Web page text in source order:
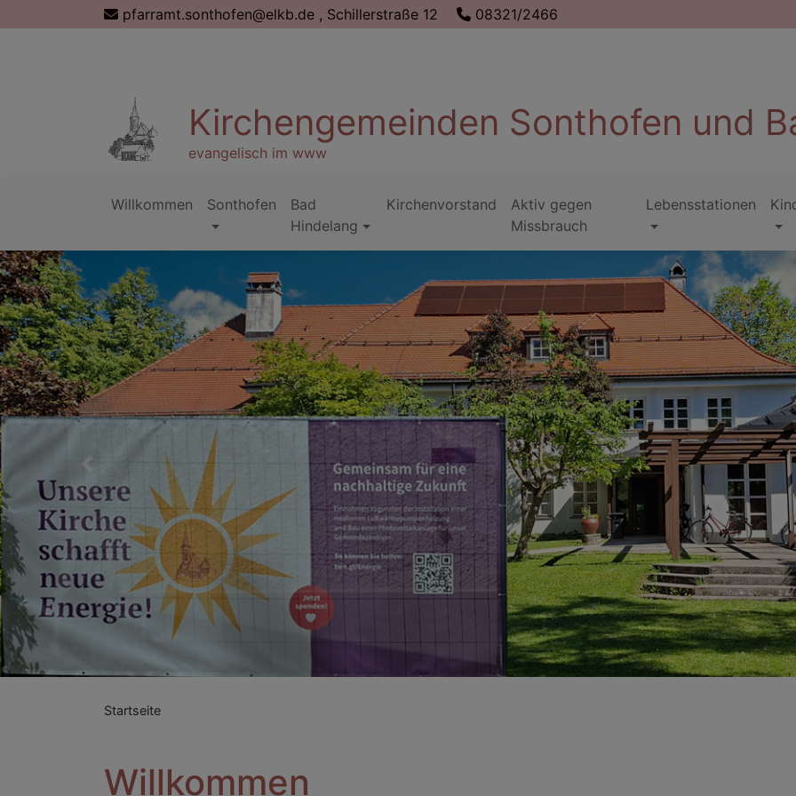
zum
pfarramt.sonthofen@elkb.de , Schillerstraße 12 08321/2466
Kirchengemeinden Sonthofen und
evangelisch im www
Hauptnavigation
Willkommen Sonthofen
Bad
Hindelang
Kirchenvorstand
Aktiv gegen
Missbrauch
Lebensstationen
Startseite
Willkommen